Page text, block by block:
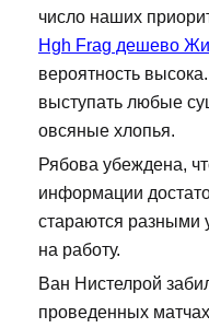
число наших
Hgh Frag дешево
вероятность
выступать любые
овсяные хлопья.
Рябова убеждена,
информации
стараются разными
на работу.
Ван Нистелрой
проведенных